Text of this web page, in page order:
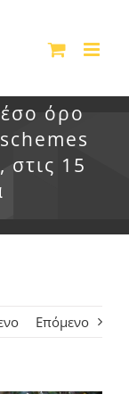
όρο
στις 15
Επόμενο